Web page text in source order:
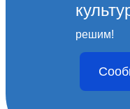
решим!
«Культура
Прямой